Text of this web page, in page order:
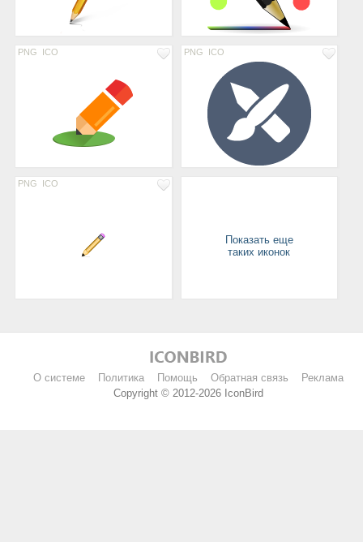
PNG ICO PNG ICO
PNG ICO
Показать еще
таких иконок
О системе Политика Помощь Обратная связь
Реклама
Copyright © 2012-2026 IconBird